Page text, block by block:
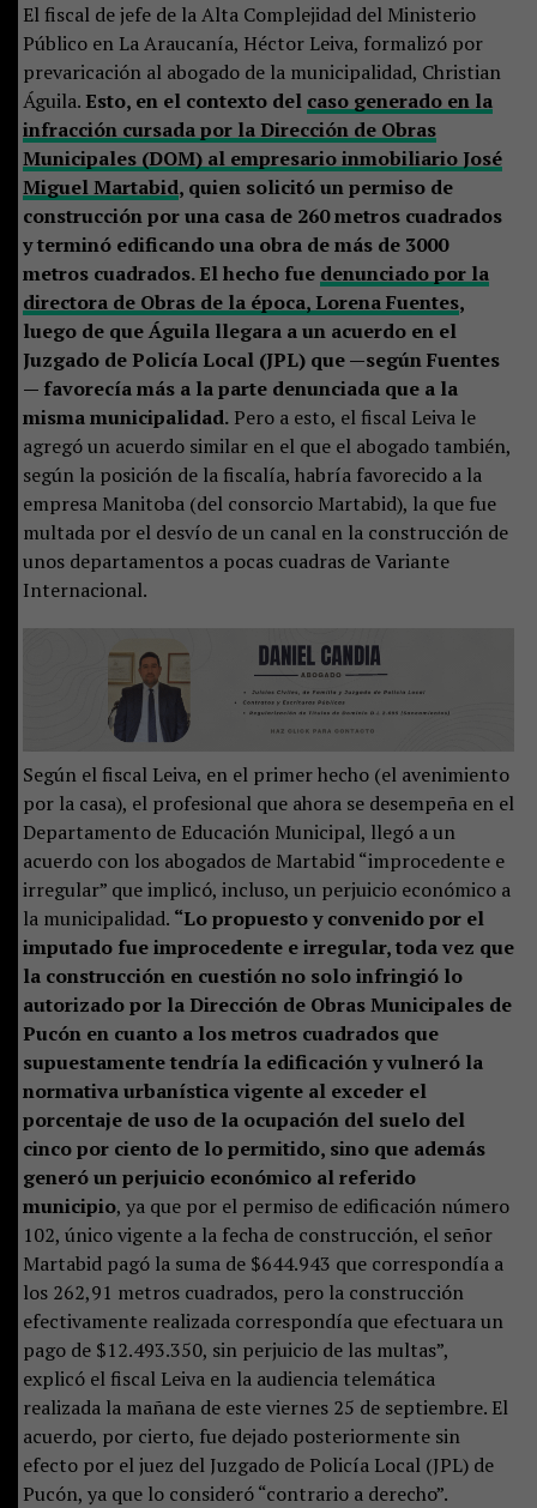
El fiscal de jefe de la Alta Complejidad del Ministerio
Público en La Araucanía, Héctor Leiva, formalizó por
prevaricación al abogado de la municipalidad, Christian
Águila. Esto, en el contexto del caso generado en la
infracción cursada por la Dirección de Obras
Municipales (DOM) al empresario inmobiliario José
Miguel Martabid, quien solicitó un permiso de
construcción por una casa de 260 metros cuadrados
y terminó edificando una obra de más de 3000
metros cuadrados. El hecho fue denunciado por la
directora de Obras de la época, Lorena Fuentes,
luego de que Águila llegara a un acuerdo en el
Juzgado de Policía Local (JPL) que —según Fuentes
— favorecía más a la parte denunciada que a la
misma municipalidad.Pero a esto, el fiscal Leiva le
agregó un acuerdo similar en el que el abogado también,
según la posición de la fiscalía, habría favorecido a la
empresa Manitoba (del consorcio Martabid), la que fue
multada por el desvío de un canal en la construcción de
unos departamentos a pocas cuadras de Variante
Internacional.
Según el fiscal Leiva, en el primer hecho (el avenimiento
por la casa), el profesional que ahora se desempeña en el
Departamento de Educación Municipal, llegó a un
acuerdo con los abogados de Martabid “improcedente e
irregular” que implicó, incluso, un perjuicio económico a
la municipalidad. “Lo propuesto y convenido por el
imputado fue improcedente e irregular, toda vez que
la construcción en cuestión no solo infringió lo
autorizado por la Dirección de Obras Municipales de
Pucón en cuanto a los metros cuadrados que
supuestamente tendría la edificación y vulneró la
normativa urbanística vigente al exceder el
porcentaje de uso de la ocupación del suelo del
cinco por ciento de lo permitido, sino que además
generó un perjuicio económico al referido
municipio, ya que por el permiso de edificación número
102, único vigente a la fecha de construcción, el señor
Martabid pagó la suma de $644.943 que correspondía a
los 262,91 metros cuadrados, pero la construcción
efectivamente realizada correspondía que efectuara un
pago de $12.493.350, sin perjuicio de las multas”,
explicó el fiscal Leiva en la audiencia telemática
realizada la mañana de este viernes 25 de septiembre. El
acuerdo, por cierto, fue dejado posteriormente sin
efecto por el juez del Juzgado de Policía Local (JPL) de
Pucón, ya que lo consideró “contrario a derecho”.